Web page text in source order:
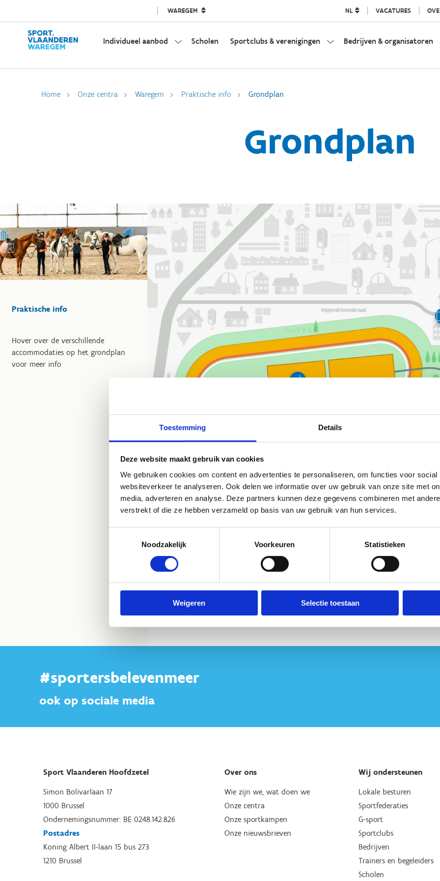
Toestemming Details
Deze website maakt gebruik van cookies
We gebruiken cookies om content en advertenties te personaliseren, om functies voor
websiteverkeer te analyseren. Ook delen we informatie over uw gebruik van onze site met
media, adverteren en analyse. Deze partners kunnen deze gegevens combineren met
verstrekt of die ze hebben verzameld op basis van uw gebruik van hun services.
Noodzakelijk
Voorkeuren Statistieken
Weigeren Selectie toestaan
WAREGEM NL VACATURES
Individueel aanbod Scholen Sportclubs & verenigingen Bedrijven & organisatoren
Home Onze centra Waregem Praktische info Grondplan
Grondplan
Praktische info
Hover over de verschillende
accommodaties op het grondplan
voor meer info
#sportersbelevenmeer
ook op sociale media
Sport Vlaanderen Hoofdzetel
Simon Bolivarlaan 17
1000 Brussel
Ondernemingsnummer: BE 0248.142.826
Postadres
Koning Albert II-laan 15 bus 273
1210 Brussel
Over ons
Wie zijn we, wat doen we
Onze centra
Onze sportkampen
Onze nieuwsbrieven
Wij ondersteunen
Lokale besturen
Sportfederaties
G-sport
Sportclubs
Bedrijven
Trainers en begeleiders
Scholen